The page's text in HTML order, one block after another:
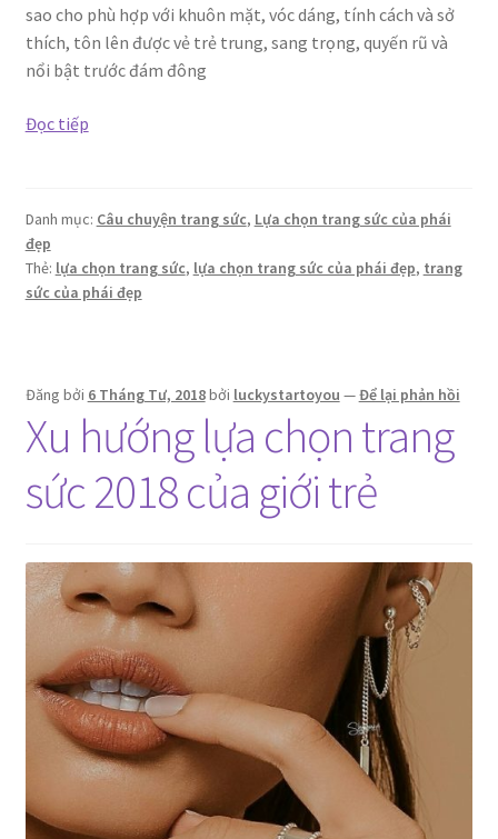
sao cho phù hợp với khuôn mặt, vóc dáng, tính cách và sở
thích, tôn lên được vẻ trẻ trung, sang trọng, quyến rũ và
nổi bật trước đám đông
Đọc tiếpBoăn
trang
sức
của
Danh mục: Câu chuyện trang sức, Lựa chọn trang sức của phái
đẹp
Thẻ: lựa chọn trang sức, lựa chọn trang sức của phái đẹp, trang
sức của phái đẹp
Đăng bởi 6 Tháng Tư, 2018bởi luckystartoyou —Để lại phản hồi
Xu hướng lựa chọn trang
sức 2018 của giới trẻ